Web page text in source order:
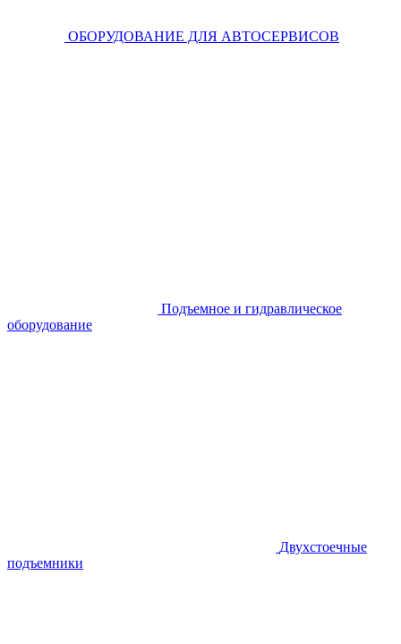
ОБОРУДОВАНИЕ ДЛЯ АВТОСЕРВИСОВ
Подъемное и гидравлическое
оборудование
Двухстоечные
подъемники